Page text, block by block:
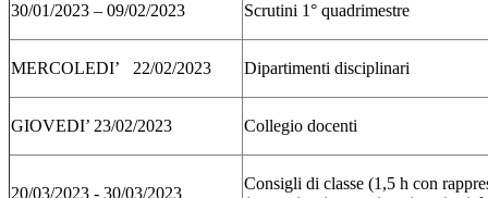
30/01/2023 – 09/02/2023 Scrutini 1° quadrimestre
MERCOLEDI’ 22/02/2023 Dipartimenti disciplinari
GIOVEDI’ 23/02/2023 Collegio docenti
20/03/2023 - 30/03/2023
Consigli di classe (1,5 h con